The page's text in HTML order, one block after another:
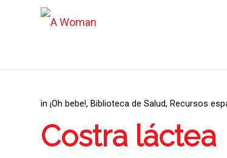
in ¡Oh bebe!, Biblioteca de Salud, Recursos
Costra láctea